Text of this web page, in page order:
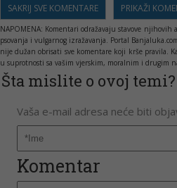
SAKRIJ SVE KOMENTARE PRIKAŽI
NAPOMENA: Komentari odražavaju stavove njihovih
psovanja i vulgarnog izražavanja. Portal
nije dužan obrisati sve komentare koji krše pravila.
u suprotnosti sa vašim vjerskim, moralnim i drugim
Šta mislite o ovoj temi?
Vaša e-mail adresa neće biti
Komentar